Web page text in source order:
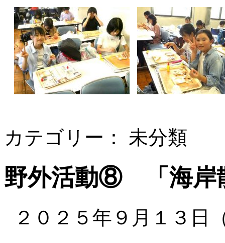
カテゴリー： 未分類
野外活動⑧ 「海岸
２０２５年９月１３日